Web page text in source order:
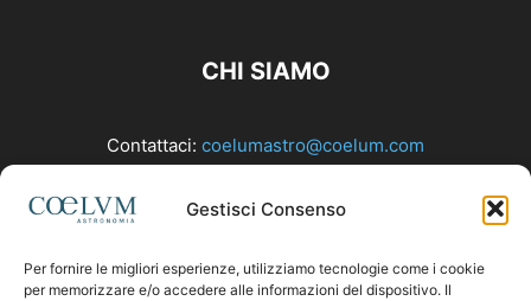
Gestisci Consenso
Per fornire le migliori esperienze, utilizziamo tecnologie come i cookie
per memorizzare e/o accedere alle informazioni del dispositivo. Il
CHI SIAMO
Contattaci: coelumastro@coelum.com
SEGUICI